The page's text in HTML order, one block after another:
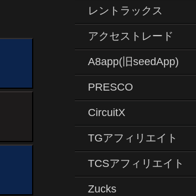
レントラックス
アクセストレード
A8app(旧seedApp)
PRESCO
CircuitX
TGアフィリエイト
TCSアフィリエイト
Zucks